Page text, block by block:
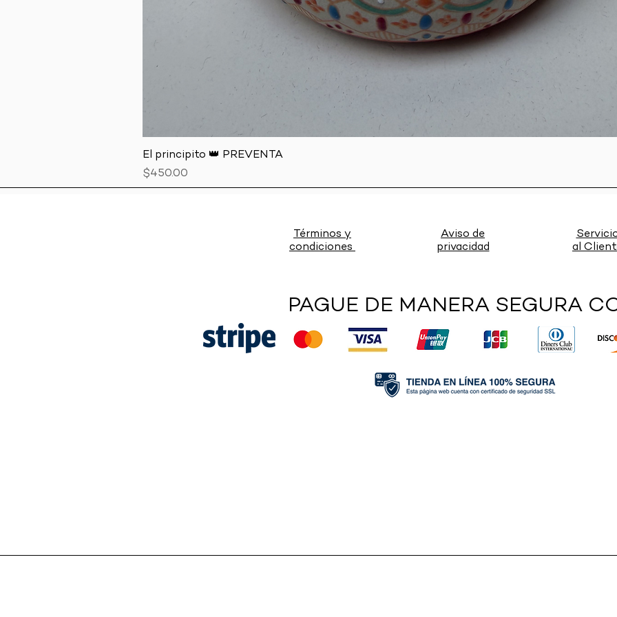
El principito 👑 PREVENTA
Precio
$450.00
Términos y
condiciones
Aviso de
privacidad
al
PAGUE DE MANERA SEGURA